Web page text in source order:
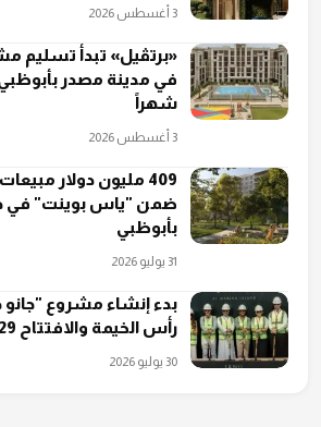
3 أغسطس 2026
شهراً
3 أغسطس 2026
409 مليون دولار
ضمن "ياس بوينت" في
بأبوظبي
31 يوليو 2026
بدء إنشاء مشروع "جانو
رأس الخيمة والافتتاح 2029
30 يوليو 2026